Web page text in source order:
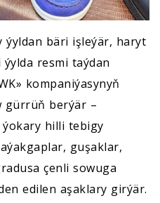
ýyldan bäri işleýär, haryt
resmi taýdan
kompaniýasynyň
gürrüň berýär –
hilli tebigy
guşaklar,
çenli sowuga
edilen aşaklary girýär.